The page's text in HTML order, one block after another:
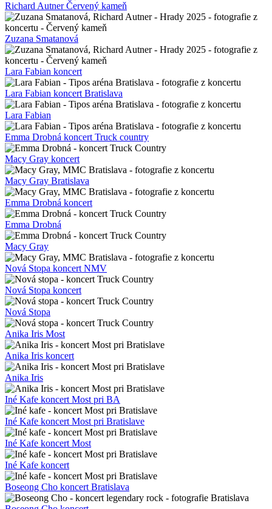
Richard Autner Červený kameň
Zuzana Smatanová
Lara Fabian koncert
Lara Fabian koncert Bratislava
Lara Fabian
Emma Drobná koncert Truck country
Macy Gray koncert
Macy Gray Bratislava
Emma Drobná koncert
Emma Drobná
Macy Gray
Nová Stopa koncert NMV
Nová Stopa koncert
Nová Stopa
Anika Iris Most
Anika Iris koncert
Anika Iris
Iné Kafe koncert Most pri BA
Iné Kafe koncert Most pri Bratislave
Iné Kafe koncert Most
Iné Kafe koncert
Boseong Cho koncert Bratislava